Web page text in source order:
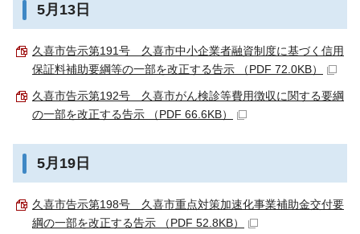
5月13日
久喜市告示第191号 久喜市中小企業者融資制度に基づく信用
保証料補助要綱等の一部を改正する告示 （PDF 72.0KB）
久喜市告示第192号 久喜市がん検診等費用徴収に関する要綱
の一部を改正する告示 （PDF 66.6KB）
5月19日
久喜市告示第198号 久喜市重点対策加速化事業補助金交付要
綱の一部を改正する告示 （PDF 52.8KB）